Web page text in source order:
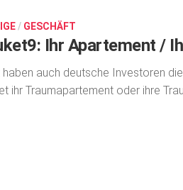
/ GESCHÄFT
Ihr Apartement /
auch deutsche Investoren
ihr Traum­apartement oder ihre